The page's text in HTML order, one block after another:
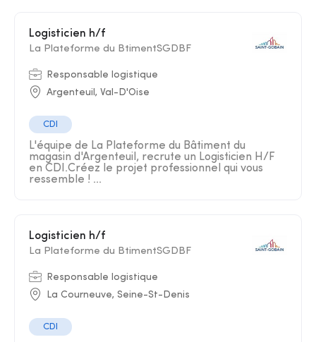
Logisticien h/f
La Plateforme du BtimentSGDBF
Responsable logistique
Argenteuil, Val-D'Oise
CDI
L'équipe de La Plateforme du Bâtiment du
magasin d'Argenteuil, recrute un Logisticien H/F
en CDI.Créez le projet professionnel qui vous
ressemble ! ...
Logisticien h/f
La Plateforme du BtimentSGDBF
Responsable logistique
La Courneuve, Seine-St-Denis
CDI